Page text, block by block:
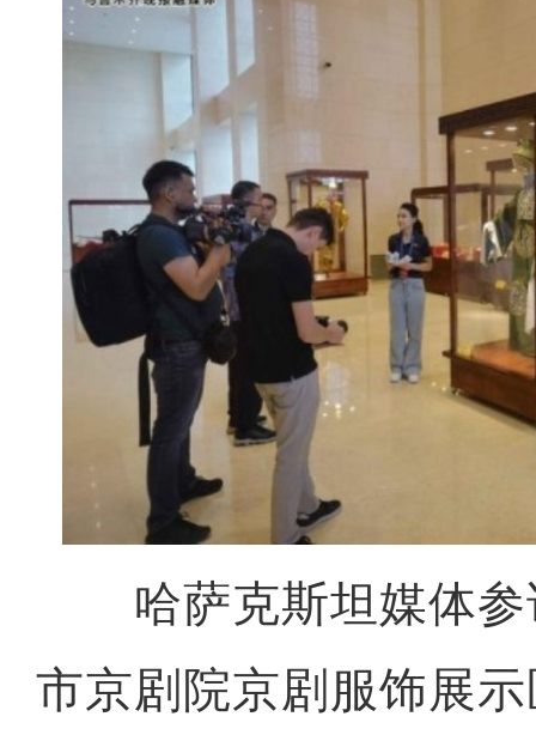
哈萨克斯坦媒体参
市京剧院京剧服饰展